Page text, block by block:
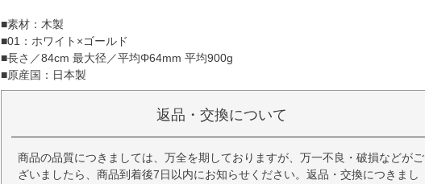
■素材：木製
■01：ホワイト×ゴールド
■長さ／84cm 最大径／平均Φ64mm 平均900g
■原産国：日本製
返品・交換について
商品の品質につきましては、万全を期しておりますが、万一不良・破損などがご
ざいましたら、商品到着後7日以内にお知らせください。返品・交換につきまし